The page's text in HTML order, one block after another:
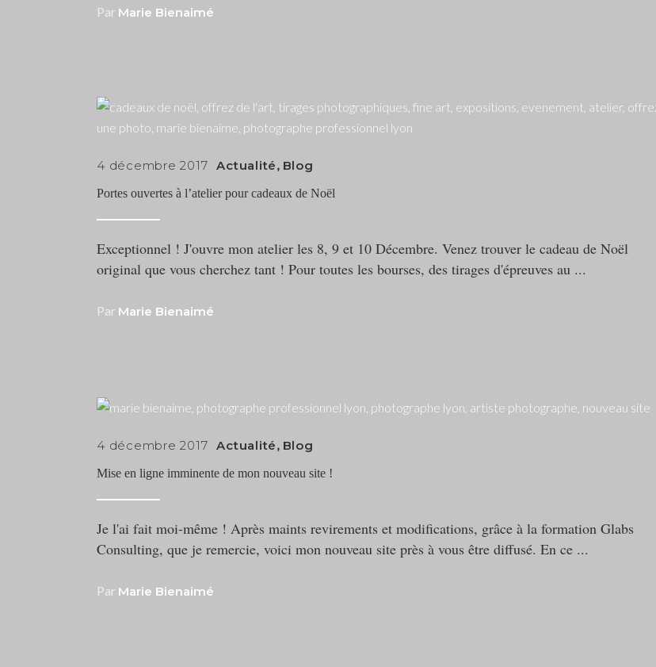
Par Marie Bienaimé
4 décembre 2017 Actualité, Blog
Portes ouvertes à l’atelier pour cadeaux de Noël
Exceptionnel ! J'ouvre mon atelier les 8, 9 et 10 Décembre. Venez trouver le cadeau de Noël
original que vous cherchez tant ! Pour toutes les bourses, des tirages d'épreuves au
Par Marie Bienaimé
4 décembre 2017 Actualité, Blog
Mise en ligne imminente de mon nouveau site !
Je l'ai fait moi-même ! Après maints revirements et modifications, grâce à la formation Glabs
Consulting, que je remercie, voici mon nouveau site près à vous être diffusé. En ce
Par Marie Bienaimé